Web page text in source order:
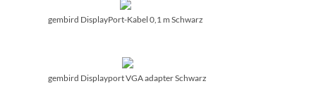
gembird DisplayPort-Kabel 0,1 m Schwarz
gembird Displayport VGA adapter Schwarz